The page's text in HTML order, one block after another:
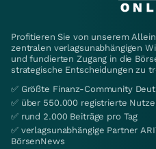
Profitieren Sie von unserem
zentralen verlagsunabhängigen
und fundierten Zugang in die
strategische Entscheidungen zu
✅ Größte Finanz-Community
✅ über 550.000 registrierte
✅ rund 2.000 Beiträge pro Tag
✅ verlagsunabhängige Partner
BörsenNews